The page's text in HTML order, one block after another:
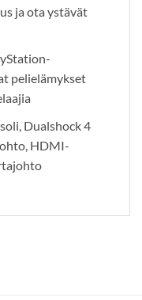
ja ota ystävät
pelielämykset
Dualshock 4
HDMI-